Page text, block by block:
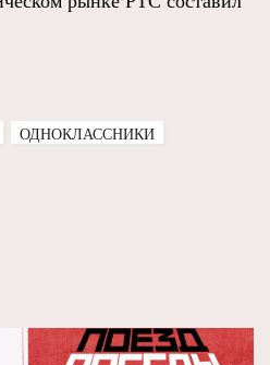
ОДНОКЛАССНИКИ